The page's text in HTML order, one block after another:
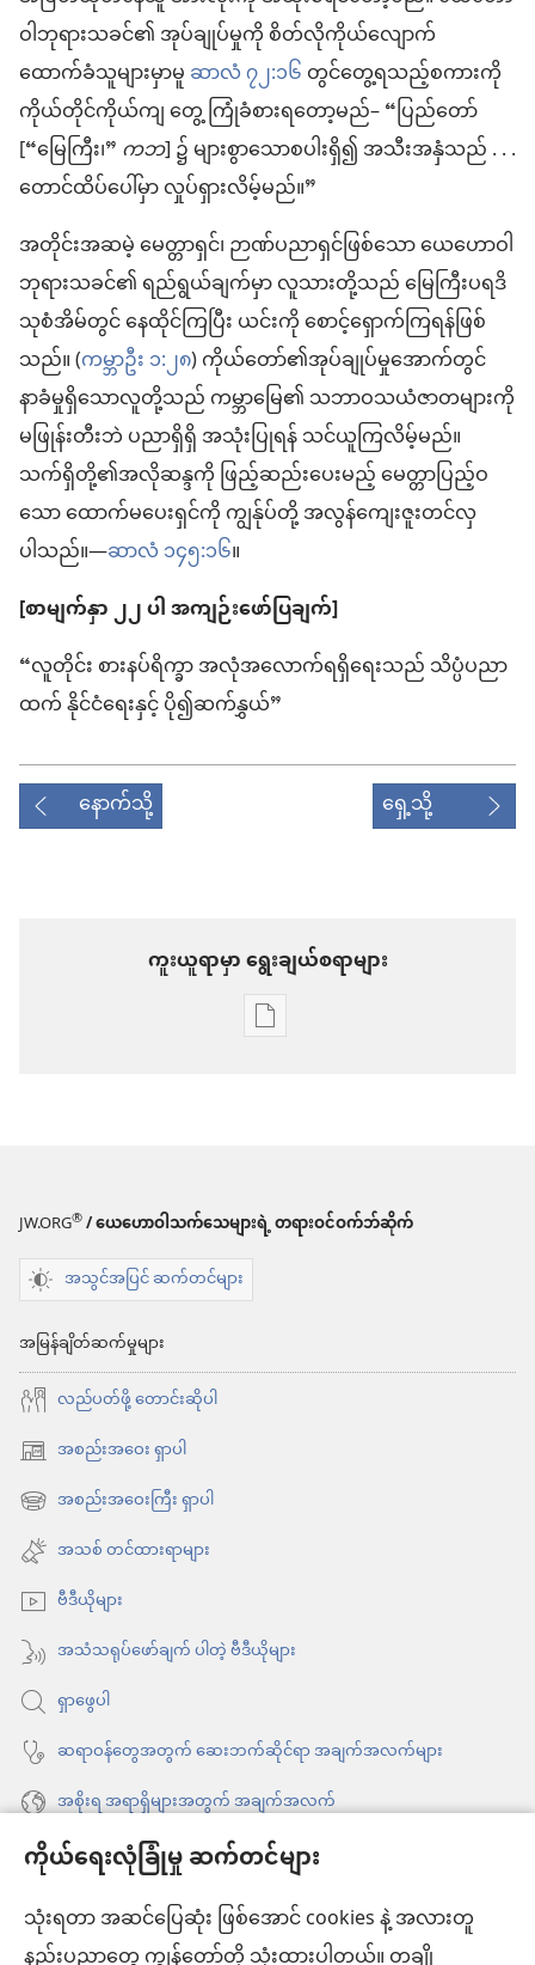
ကိုယ်ရေးလုံခြုံမှု ဆက်တင်များ
သုံးရတာ အဆင်ပြေဆုံး ဖြစ်အောင် cookies နဲ့ အလားတူ
ဝါဘုရားသခင်၏ အုပ်ချုပ်မှုကို စိတ်လိုကိုယ်လျောက်
ထောက်ခံသူများမှာမူဆာလံ ၇၂:၁၆တွင်တွေ့ရသည့်စကားကို
ကိုယ်တိုင်ကိုယ်ကျ တွေ့ ကြုံခံစားရတော့မည်– “ပြည်တော်
[“မြေကြီး၊”ကဘ] ၌ များစွာသောစပါးရှိ၍ အသီးအနှံသည် . . .
တောင်ထိပ်ပေါ်မှာ လှုပ်ရှားလိမ့်မည်။”
အတိုင်းအဆမဲ့ မေတ္တာရှင်၊ ဉာဏ်ပညာရှင်ဖြစ်သော ယေဟောဝါ
ဘုရားသခင်၏ ရည်ရွယ်ချက်မှာ လူသားတို့သည် မြေကြီးပရဒိ
သုစံအိမ်တွင် နေထိုင်ကြပြီး ယင်းကို စောင့်ရှောက်ကြရန်ဖြစ်
သည်။ (ကမ္ဘာဦး ၁:၂၈) ကိုယ်တော်၏အုပ်ချုပ်မှုအောက်တွင်
နာခံမှုရှိသောလူတို့သည် ကမ္ဘာမြေ၏ သဘာဝသယံဇာတများကို
မဖြုန်းတီးဘဲ ပညာရှိရှိ အသုံးပြုရန် သင်ယူကြလိမ့်မည်။
သက်ရှိတို့၏အလိုဆန္ဒကို ဖြည့်ဆည်းပေးမည့် မေတ္တာပြည့်ဝ
သော ထောက်မပေးရှင်ကို ကျွန်ုပ်တို့ အလွန်ကျေးဇူးတင်လှ
ပါသည်။—ဆာလံ ၁၄၅:၁၆။
[စာမျက်နှာ ၂၂ ပါ အကျဉ်းဖော်ပြချက်]
“လူတိုင်း စားနပ်ရိက္ခာ အလုံအလောက်ရရှိရေးသည် သိပ္ပံပညာ
ထက် နိုင်ငံရေးနှင့် ပို၍ဆက်နွှယ်”
နောက်သို့ ရှေ့သို့
ကူးယူရာမှာ ရွေးချယ်စရာများ
စာပေ
ရွေးချယ်
မျှော်စင်
JW.ORG®/ ယေဟောဝါသက်သေများရဲ့ တရားဝင်ဝက်ဘ်ဆိုက်
အသွင်အပြင် ဆက်တင်များ
အမြန်ချိတ်ဆက်မှုများ
လည်ပတ်ဖို့ တောင်းဆိုပါ
အစည်းအဝေး ရှာပါ
(window
အသစ်
င့်
နေ
ပါ
တယ်)
အစည်းအဝေးကြီး ရှာပါ
(window
အသစ်
င့်
နေ
ပါ
တယ်)
အသစ် တင်ထားရာများ
ဗီဒီယိုများ
အသံသရုပ်ဖော်ချက် ပါတဲ့ ဗီဒီယိုများ
ရှာဖွေပါ
ဆရာဝန်တွေအတွက် ဆေးဘက်ဆိုင်ရာ အချက်အလက်များ
အစိုးရ အရာရှိများအတွက် အချက်အလက်
အကူအညီ
အလှူငွေ
(window